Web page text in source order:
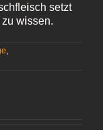
setzt
wissen.